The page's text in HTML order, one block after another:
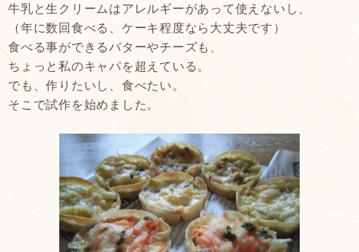
牛乳と生クリームはアレルギーがあって使えないし、
（年に数回食べる、ケーキ程度なら大丈夫です）
食べる事ができるバターやチーズも、
ちょっと私のキャパを超えている。
でも、作りたいし、食べたい。
そこで試作を始めました。